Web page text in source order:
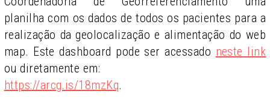
planilha com os dados de todos os pacientes para a
realização da geolocalização e alimentação do web
map. Este dashboard pode ser acessado neste link
ou diretamente em:
https://arcg.is/18mzKq.